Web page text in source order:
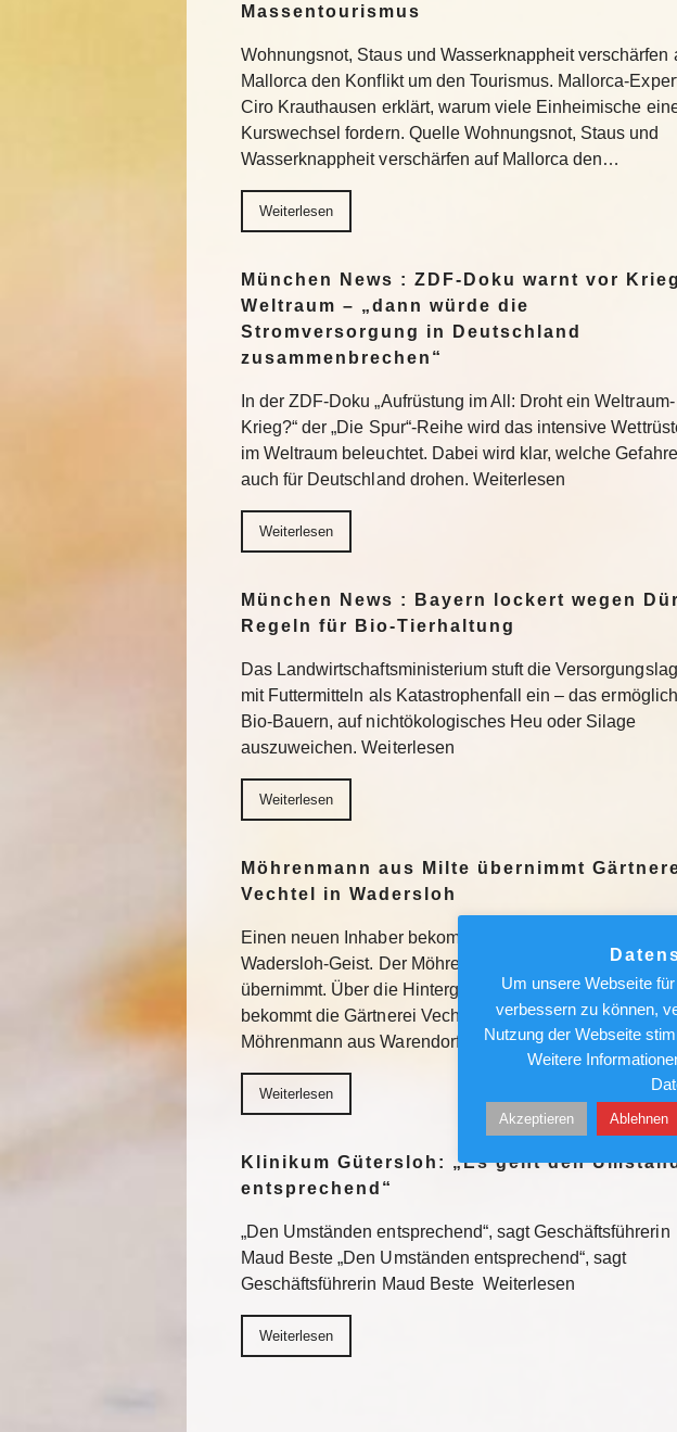
Massentourismus
Wohnungsnot, Staus und Wasserknappheit verschärfen
Mallorca den Konflikt um den Tourismus. Mallorca-
Ciro Krauthausen erklärt, warum viele Einheimische
Kurswechsel fordern. Quelle Wohnungsnot, Staus und
Wasserknappheit verschärfen auf Mallorca den…
Weiterlesen
München News : ZDF-Doku warnt vor
Weltraum – „dann würde die
Stromversorgung in Deutschland
zusammenbrechen“
In der ZDF-Doku „Aufrüstung im All: Droht ein Weltraum-
Krieg?“ der „Die Spur“-Reihe wird das intensive
im Weltraum beleuchtet. Dabei wird klar, welche
auch für Deutschland drohen. Weiterlesen
Weiterlesen
München News : Bayern lockert wegen
Regeln für Bio-Tierhaltung
Das Landwirtschaftsministerium stuft die
mit Futtermitteln als Katastrophenfall ein – das
Bio-Bauern, auf nichtökologisches Heu oder Silage
auszuweichen. Weiterlesen
Weiterlesen
Möhrenmann aus Milte übernimmt
Vechtel in Wadersloh
Einen neuen Inhaber bekommt die Gärtnerei Vechtel in
Wadersloh-Geist. Der Möhrenmann aus Warendorf-Milte
übernimmt. Über die Hintergründe. Einen neuen Inhaber
bekommt die Gärtnerei Vechtel in Wadersloh-Geist. Der
Möhrenmann aus Warendorf-Milte übernimmt….
Weiterlesen
Klinikum Gütersloh: „Es geht den
entsprechend“
„Den Umständen entsprechend“, sagt Geschäftsführerin
Maud Beste „Den Umständen entsprechend“, sagt
Geschäftsführerin Maud Beste Weiterlesen
Weiterlesen
Um unsere Webseite
verbessern zu können,
Nutzung der Webseite
Weitere
Akzeptieren Ablehnen